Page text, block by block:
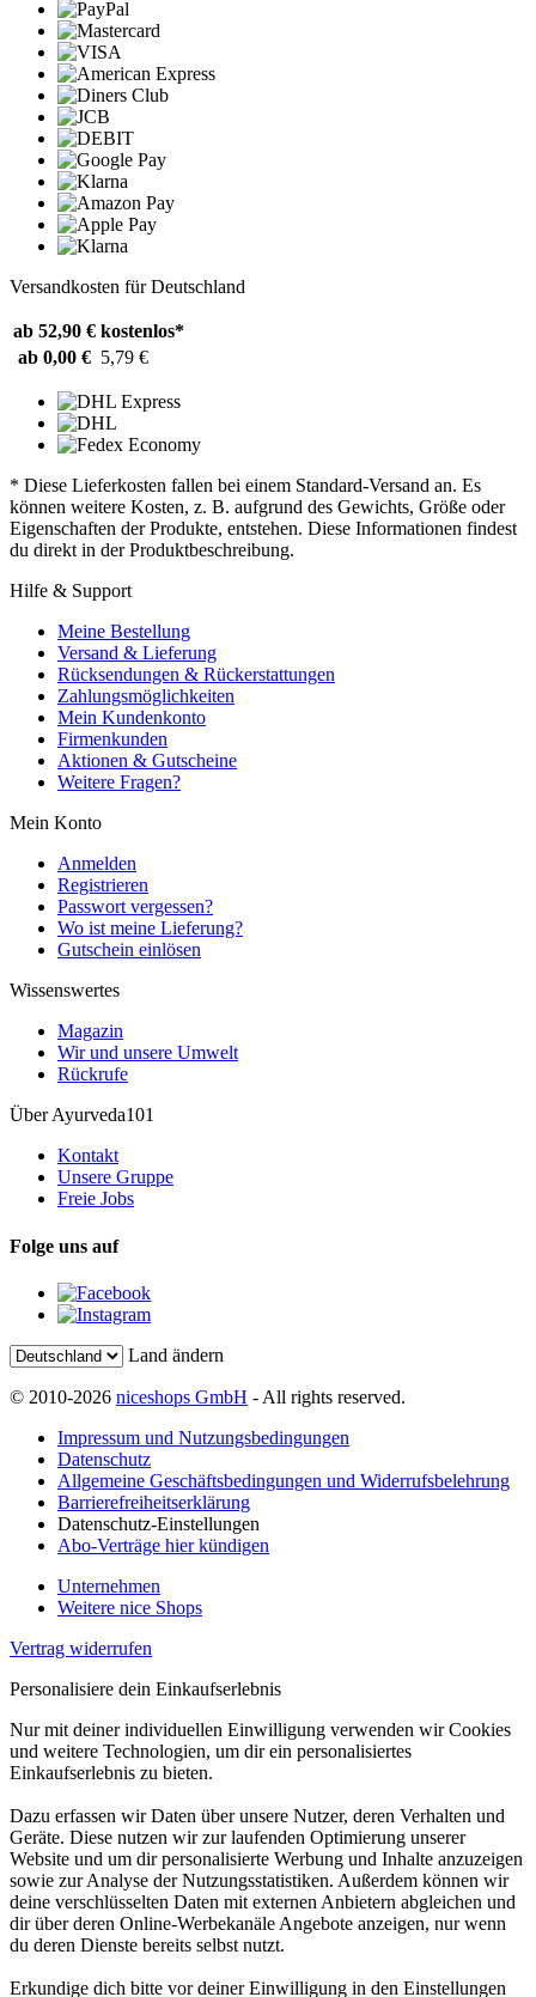
Versandkosten für Deutschland
ab 52,90 € kostenlos*
ab 0,00 € 5,79 €
* Diese Lieferkosten fallen bei einem Standard-Versand an. Es
können weitere Kosten, z. B. aufgrund des Gewichts, Größe oder
Eigenschaften der Produkte, entstehen. Diese Informationen findest
du direkt in der Produktbeschreibung.
Hilfe & Support
Meine Bestellung
Versand & Lieferung
Rücksendungen & Rückerstattungen
Zahlungsmöglichkeiten
Mein Kundenkonto
Firmenkunden
Aktionen & Gutscheine
Weitere Fragen?
Mein Konto
Anmelden
Registrieren
Passwort vergessen?
Wo ist meine Lieferung?
Gutschein einlösen
Wissenswertes
Magazin
Wir und unsere Umwelt
Rückrufe
Über Ayurveda101
Kontakt
Unsere Gruppe
Freie Jobs
Folge uns auf
Land ändern
© 2010-2026 niceshops GmbH - All rights reserved.
Impressum und Nutzungsbedingungen
Datenschutz
Allgemeine Geschäftsbedingungen und Widerrufsbelehrung
Barrierefreiheitserklärung
Datenschutz-Einstellungen
Abo-Verträge hier kündigen
Unternehmen
Weitere nice Shops
Vertrag widerrufen
Personalisiere dein Einkaufserlebnis
Nur mit deiner individuellen Einwilligung verwenden wir Cookies
und weitere Technologien, um dir ein personalisiertes
Einkaufserlebnis zu bieten.
Dazu erfassen wir Daten über unsere Nutzer, deren Verhalten und
Geräte. Diese nutzen wir zur laufenden Optimierung unserer
Website und um dir personalisierte Werbung und Inhalte anzuzeigen
sowie zur Analyse der Nutzungsstatistiken. Außerdem können wir
deine verschlüsselten Daten mit externen Anbietern abgleichen und
dir über deren Online-Werbekanäle Angebote anzeigen, nur wenn
du deren Dienste bereits selbst nutzt.
Erkundige dich bitte vor deiner Einwilligung in den Einstellungen